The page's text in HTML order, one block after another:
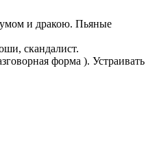
и дракою. Пьяные
скандалист.
форма ). Устраивать